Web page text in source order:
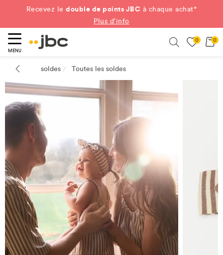
Recevez ledouble de points JBC à chaque achat*
Plus d'info
MENU
0 0
soldes / Toutes les soldes